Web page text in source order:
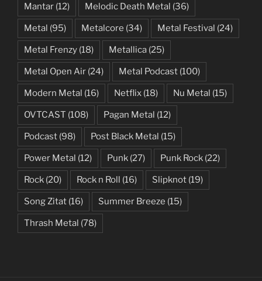
Mantar (12) Melodic Death Metal (36)
Metal (95) Metalcore (34) Metal Festival (24)
Metal Frenzy (18) Metallica (25)
Metal Open Air (24) Metal Podcast (100)
Modern Metal (16) Netflix (18) Nu Metal (15)
OVTCAST (108) Pagan Metal (12)
Podcast (98) Post Black Metal (15)
Power Metal (12) Punk (27) Punk Rock (22)
Rock (20) Rock n Roll (16) Slipknot (19)
Song Zitat (16) Summer Breeze (15)
Thrash Metal (78)